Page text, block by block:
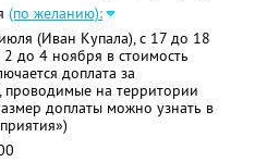
(по желанию):
(Иван Купала), с 17 до 18
2 до 4 ноября в стоимость
доплата за
проводимые на территории
доплаты можно узнать в